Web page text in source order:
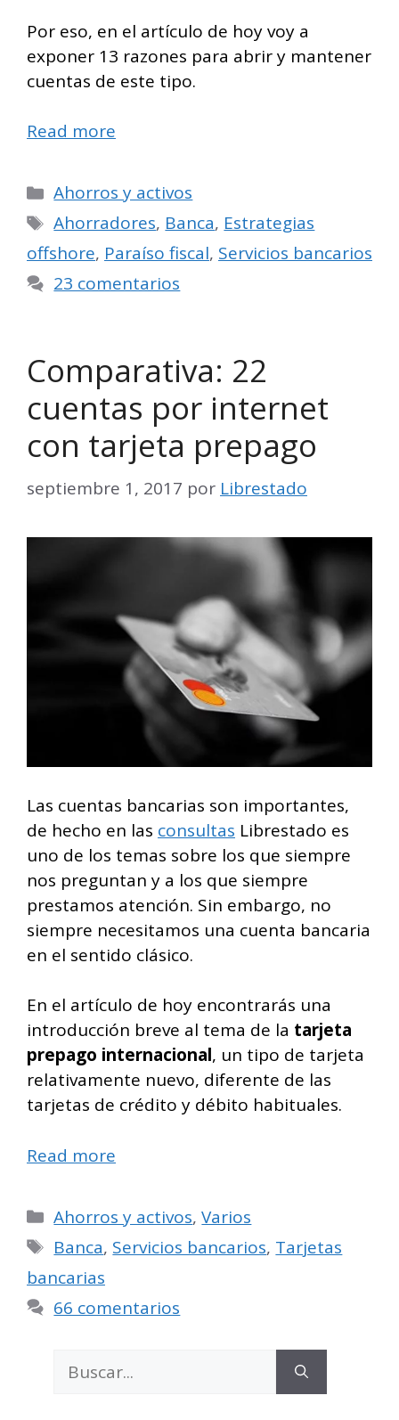
Por eso, en el artículo de hoy voy a
exponer 13 razones para abrir y mantener
cuentas de este tipo.
Read more
Categorías
Ahorros y activos
Etiquetas
Ahorradores, Banca, Estrategias
offshore, Paraíso fiscal, Servicios bancarios
23 comentarios
Comparativa: 22
cuentas por internet
con tarjeta prepago
septiembre 1, 2017 por Librestado
Las cuentas bancarias son importantes,
de hecho en las consultas Librestado es
uno de los temas sobre los que siempre
nos preguntan y a los que siempre
prestamos atención. Sin embargo, no
siempre necesitamos una cuenta bancaria
en el sentido clásico.
En el artículo de hoy encontrarás una
introducción breve al tema de la tarjeta
prepago internacional, un tipo de tarjeta
relativamente nuevo, diferente de las
tarjetas de crédito y débito habituales.
Read more
Categorías
Ahorros y activos,Varios
Etiquetas
Banca, Servicios bancarios, Tarjetas
bancarias
66 comentarios
Buscar: